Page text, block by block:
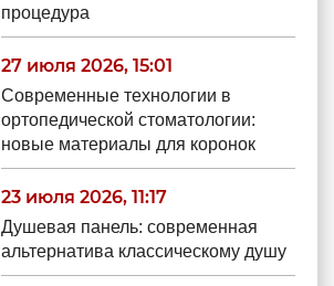
процедура
27 июля 2026, 15:01
Современные технологии в
ортопедической стоматологии:
новые материалы для коронок
23 июля 2026, 11:17
Душевая панель: современная
альтернатива классическому душу